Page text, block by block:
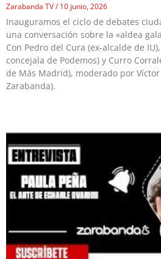
Zarabanda TV 10 junio, 2026
Inauguramos el ciclo de debates
una conversación sobre la «aldea
Con Pedro del Cura (ex-alcalde de
concejala de Podemos) y Curro
de Más Madrid), moderado por
Zarabanda).